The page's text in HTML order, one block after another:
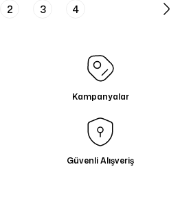
2 3 4
Kampanyalar
Güvenli Alışveriş